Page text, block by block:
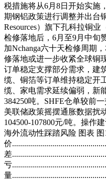
税措施将从6月8日开始实施
期钢铝政策进行调整并出台
Resources）旗下孔科拉铜
检修落地后，6月至9月中旬
加Nchanga六十天检修周期
修落地或进一步收紧全球铜
订单稳定支撑部分需求，建
缆、铜箔等订单维持稳定开
缆、家电需求延续偏弱，新
384250吨。SHFE仓单较前
美联储政策摇摆通胀数据扰
104500-107800元/吨。操作
海外流动性踩踏风险 图表 图
价
差
亏
量